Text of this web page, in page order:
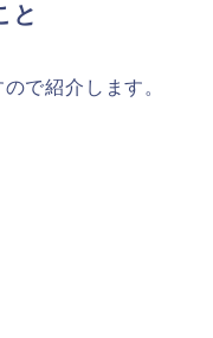
と
で紹介します。